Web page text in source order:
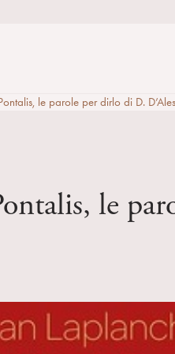
le parole per dirlo di D.
le